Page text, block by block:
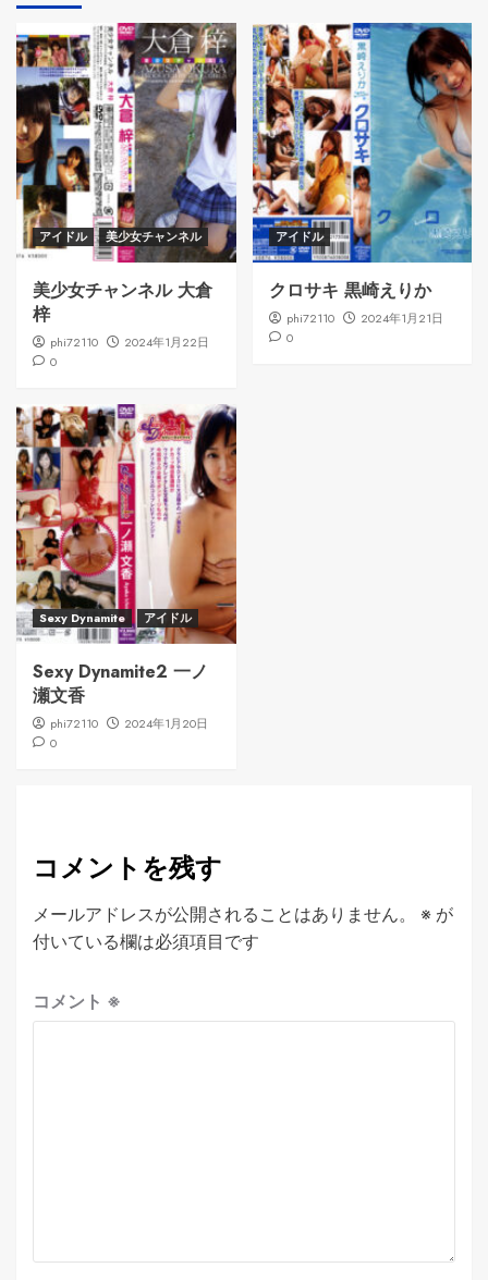
アイドル 美少女チャンネル
美少女チャンネル 大倉
梓
phi72110
2024年1月22日
0
アイドル
クロサキ 黒崎えりか
phi72110
2024年1月21日
0
Sexy Dynamite アイドル
Sexy Dynamite2 一ノ
瀬文香
phi72110
2024年1月20日
0
コメントを残す
メールアドレスが公開されることはありません。 ※ が
付いている欄は必須項目です
コメント ※